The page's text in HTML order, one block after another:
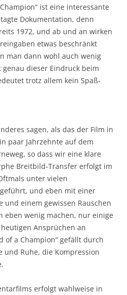
ist eine interessante
Dokumentation, denn
1972, und ab und an wirken
etwas beschränkt
man dann wohl auch wenig
dieser Eindruck beim
trotz allem kein Spaß-
sagen, als das der Film in
paar Jahrzehnte auf dem
so dass wir eine klare
Breitbild-Transfer erfolgt im
unter vielen
und eben mit einer
einem gewissen Rauschen
eben wenig machen, nur einige
Ansprüchen an
of a Champion“ gefällt durch
Ruhe, die Kompression
erfolgt wahlweise in